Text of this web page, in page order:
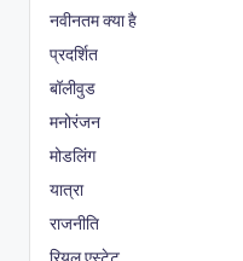
नवीनतम क्या है
प्रदर्शित
बॉलीवुड
मनोरंजन
मोडलिंग
यात्रा
राजनीति